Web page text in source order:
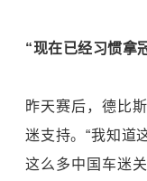
“现在已经习惯拿
昨天赛后，德比
迷支持。“我知道
这么多中国车迷